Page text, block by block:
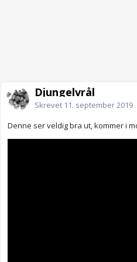
Djungelvrål
Skrevet 11. september 2019
Denne ser veldig bra ut, kommer i